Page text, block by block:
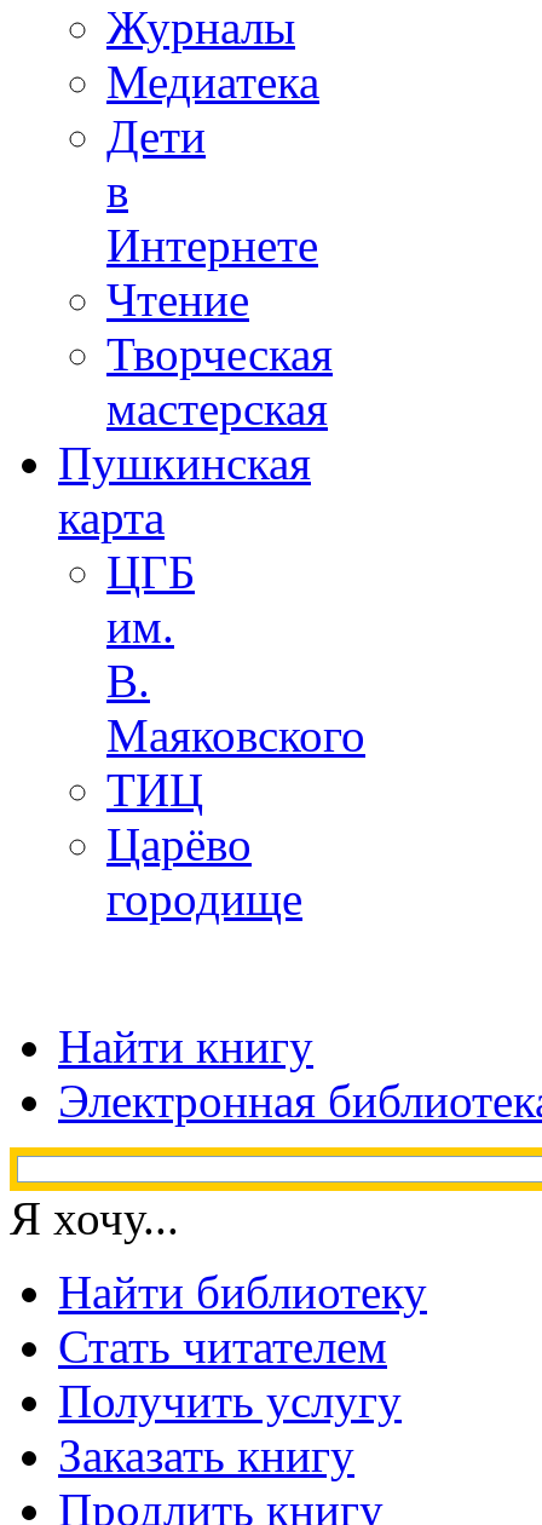
Журналы
Медиатека
Дети
в
Интернете
Чтение
Творческая
мастерская
Пушкинская
карта
ЦГБ
им.
В.
Маяковского
ТИЦ
Царёво
городище
Найти книгу
Электронная
Я хочу...
Найти библиотеку
Стать читателем
Получить услугу
Заказать книгу
Продлить книгу